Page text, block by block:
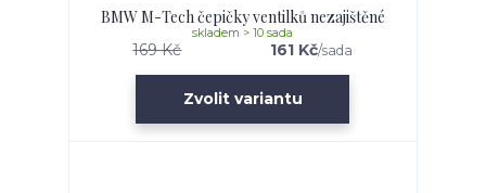
BMW M-Tech čepičky ventilků nezajištěné
169 Kč 161 Kč/sada
skladem > 10 sada
Zvolit variantu